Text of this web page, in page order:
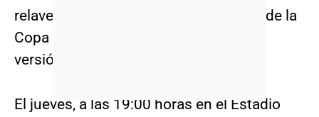
relaventes como son el paso a la final de la
Copa Chile y quedarse con una nueva
versión del “Clásico Universitario”.
El jueves, a las 19:00 horas en el Estadio